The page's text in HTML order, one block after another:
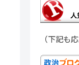
（下記も